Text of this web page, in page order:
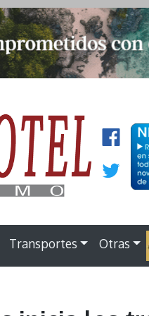
Transportes Otras